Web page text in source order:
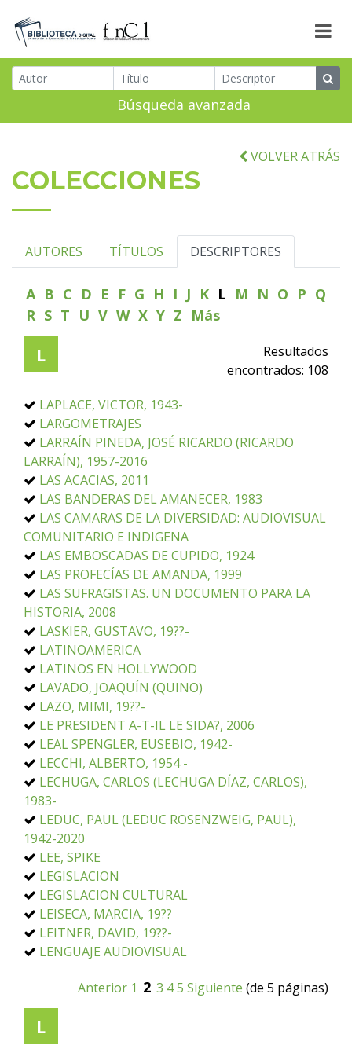
Búsqueda avanzada
VOLVER ATRÁS
COLECCIONES
AUTORES TÍTULOS DESCRIPTORES
A B C D E F G H I J K L M N O P Q
R S T U V W X Y Z Más
L
Resultados
encontrados: 108
LAPLACE, VICTOR, 1943-
LARGOMETRAJES
LARRAÍN PINEDA, JOSÉ RICARDO (RICARDO
LARRAÍN), 1957-2016
LAS ACACIAS, 2011
LAS BANDERAS DEL AMANECER, 1983
LAS CAMARAS DE LA DIVERSIDAD: AUDIOVISUAL
COMUNITARIO E INDIGENA
LAS EMBOSCADAS DE CUPIDO, 1924
LAS PROFECÍAS DE AMANDA, 1999
LAS SUFRAGISTAS. UN DOCUMENTO PARA LA
HISTORIA, 2008
LASKIER, GUSTAVO, 19??-
LATINOAMERICA
LATINOS EN HOLLYWOOD
LAVADO, JOAQUÍN (QUINO)
LAZO, MIMI, 19??-
LE PRESIDENT A-T-IL LE SIDA?, 2006
LEAL SPENGLER, EUSEBIO, 1942-
LECCHI, ALBERTO, 1954 -
LECHUGA, CARLOS (LECHUGA DÍAZ, CARLOS),
1983-
LEDUC, PAUL (LEDUC ROSENZWEIG, PAUL),
1942-2020
LEE, SPIKE
LEGISLACION
LEGISLACION CULTURAL
LEISECA, MARCIA, 19??
LEITNER, DAVID, 19??-
LENGUAJE AUDIOVISUAL
Anterior 1 2 3 45 Siguiente (de 5 páginas)
L